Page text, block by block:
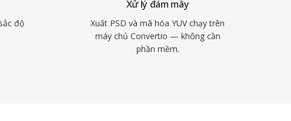
độ
Xử lý đám mây
Xuất PSD và mã hóa YUV chạy trên
máy chủ Convertio — không cần
phần mềm.